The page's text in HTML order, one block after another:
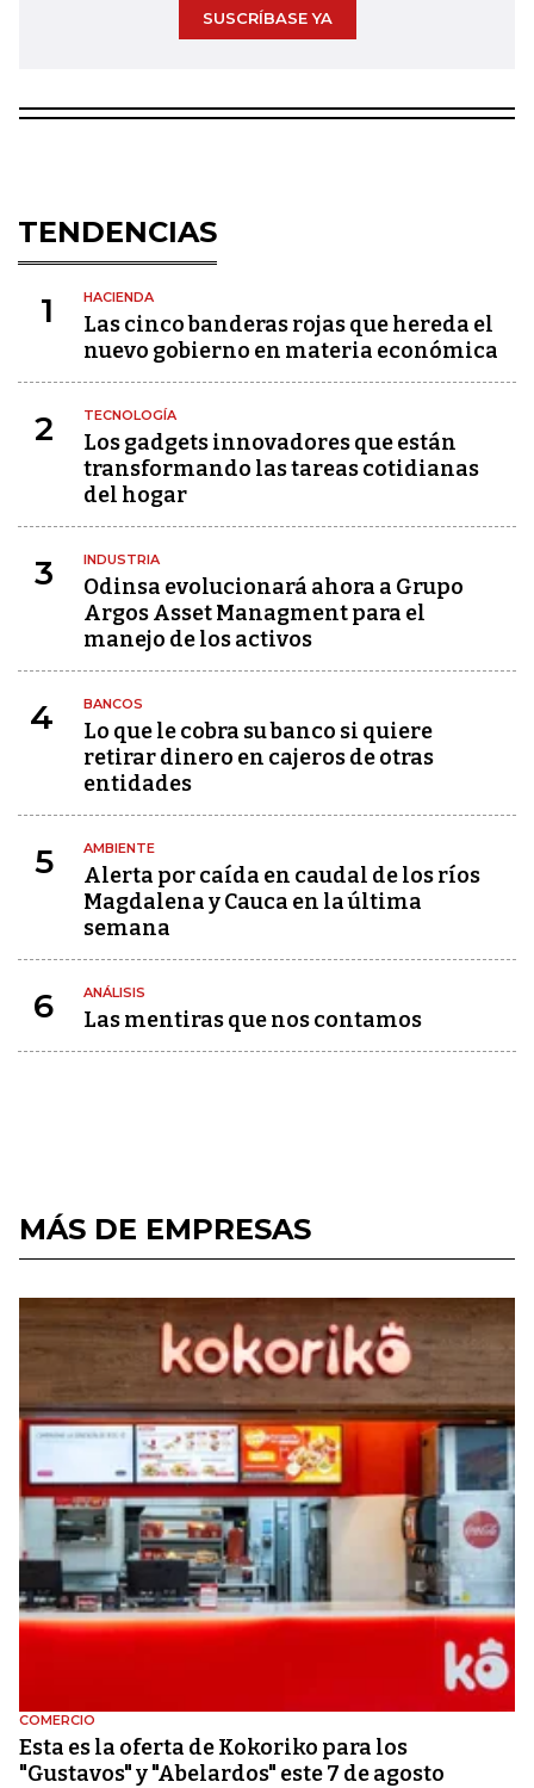
SUSCRÍBASE YA
TENDENCIAS
1 HACIENDA
Las cinco banderas rojas que hereda el
nuevo gobierno en materia económica
2 TECNOLOGÍA
Los gadgets innovadores que están
transformando las tareas cotidianas
del hogar
3 INDUSTRIA
Odinsa evolucionará ahora a Grupo
Argos Asset Managment para el
manejo de los activos
4 BANCOS
Lo que le cobra su banco si quiere
retirar dinero en cajeros de otras
entidades
5 AMBIENTE
Alerta por caída en caudal de los ríos
Magdalena y Cauca en la última
semana
6 ANÁLISIS
Las mentiras que nos contamos
MÁS DE EMPRESAS
COMERCIO
Esta es la oferta de Kokoriko para los
"Gustavos" y "Abelardos" este 7 de agosto